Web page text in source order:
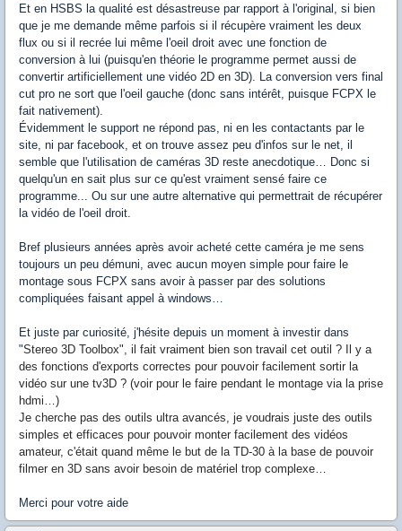
Et en HSBS la qualité est désastreuse par rapport à l'original, si bien
que je me demande même parfois si il récupère vraiment les deux
flux ou si il recrée lui même l'oeil droit avec une fonction de
conversion à lui (puisqu'en théorie le programme permet aussi de
convertir artificiellement une vidéo 2D en 3D). La conversion vers final
cut pro ne sort que l'oeil gauche (donc sans intérêt, puisque FCPX le
fait nativement).
Évidemment le support ne répond pas, ni en les contactants par le
site, ni par facebook, et on trouve assez peu d'infos sur le net, il
semble que l'utilisation de caméras 3D reste anecdotique… Donc si
quelqu'un en sait plus sur ce qu'est vraiment sensé faire ce
programme... Ou sur une autre alternative qui permettrait de récupérer
la vidéo de l'oeil droit.
Bref plusieurs années après avoir acheté cette caméra je me sens
toujours un peu démuni, avec aucun moyen simple pour faire le
montage sous FCPX sans avoir à passer par des solutions
compliquées faisant appel à windows…
Et juste par curiosité, j'hésite depuis un moment à investir dans
"Stereo 3D Toolbox", il fait vraiment bien son travail cet outil ? Il y a
des fonctions d'exports correctes pour pouvoir facilement sortir la
vidéo sur une tv3D ? (voir pour le faire pendant le montage via la prise
hdmi…)
Je cherche pas des outils ultra avancés, je voudrais juste des outils
simples et efficaces pour pouvoir monter facilement des vidéos
amateur, c'était quand même le but de la TD-30 à la base de pouvoir
filmer en 3D sans avoir besoin de matériel trop complexe…
Merci pour votre aide